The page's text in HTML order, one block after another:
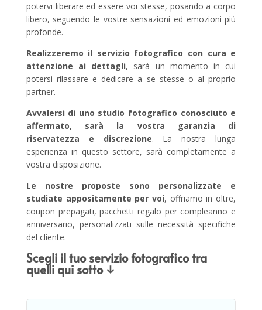
potervi liberare ed essere voi stesse, posando a corpo
libero, seguendo le vostre sensazioni ed emozioni più
profonde.
Realizzeremo il servizio fotografico con cura e
attenzione ai dettagli, sarà un momento in cui
potersi rilassare e dedicare a se stesse o al proprio
partner.
Avvalersi di uno studio fotografico conosciuto e
affermato, sarà la vostra garanzia di
riservatezza e discrezione. La nostra lunga
esperienza in questo settore, sarà completamente a
vostra disposizione.
Le nostre proposte sono personalizzate e
studiate appositamente per voi, offriamo in oltre,
coupon prepagati, pacchetti regalo per compleanno e
anniversario, personalizzati sulle necessità specifiche
del cliente.
Scegli il tuo servizio fotografico tra
quelli qui sotto↓